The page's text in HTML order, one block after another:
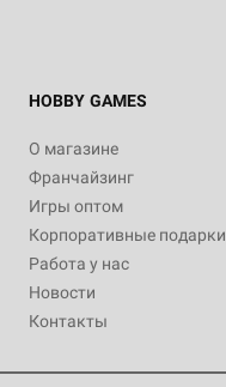
HOBBY GAMES
О магазине
Франчайзинг
Игры оптом
Корпоративные подарки
Работа у нас
Новости
Контакты